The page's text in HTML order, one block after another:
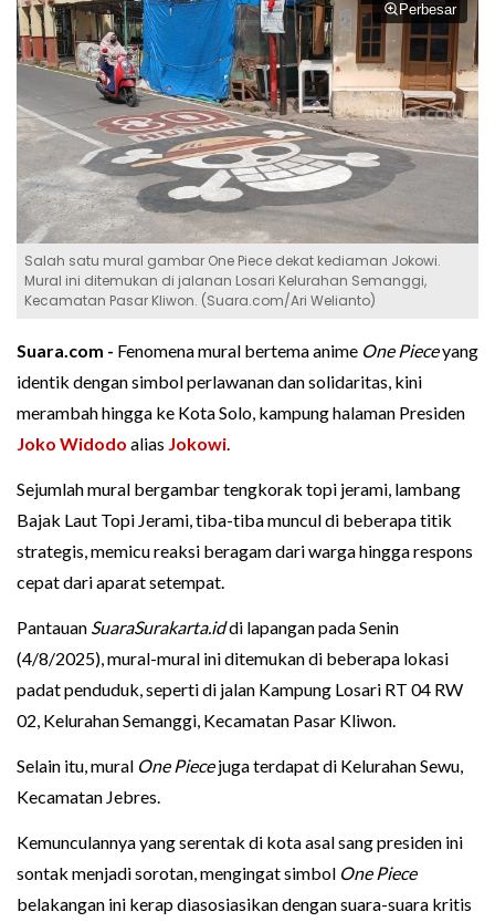
Perbesar
Salah satu mural gambar One Piece dekat kediaman Jokowi.
Mural ini ditemukan di jalanan Losari Kelurahan Semanggi,
Kecamatan Pasar Kliwon. (Suara.com/Ari Welianto)
Suara.com - Fenomena mural bertema anime One Pieceyang
identik dengan simbol perlawanan dan solidaritas, kini
merambah hingga ke Kota Solo, kampung halaman Presiden
Joko Widodo alias Jokowi.
Sejumlah mural bergambar tengkorak topi jerami, lambang
Bajak Laut Topi Jerami, tiba-tiba muncul di beberapa titik
strategis, memicu reaksi beragam dari warga hingga respons
cepat dari aparat setempat.
Pantauan SuaraSurakarta.iddi lapangan pada Senin
(4/8/2025), mural-mural ini ditemukan di beberapa lokasi
padat penduduk, seperti di jalan Kampung Losari RT 04 RW
02, Kelurahan Semanggi, Kecamatan Pasar Kliwon.
Selain itu, mural One Piecejuga terdapat di Kelurahan Sewu,
Kecamatan Jebres.
Kemunculannya yang serentak di kota asal sang presiden ini
sontak menjadi sorotan, mengingat simbol One Piece
belakangan ini kerap diasosiasikan dengan suara-suara kritis